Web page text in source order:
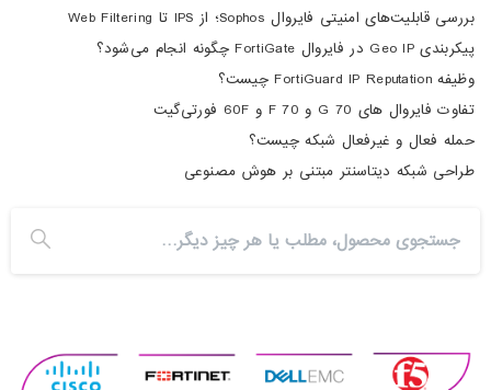
بررسی قابلیت‌های امنیتی فایروال Sophos؛ از IPS تا Web Filtering
پیکربندی Geo IP در فایروال FortiGate چگونه انجام می‌شود؟
وظیفه FortiGuard IP Reputation چیست؟
تفاوت فایروال های 70 G و 70 F و 60F فورتی‌گیت
حمله فعال و غیرفعال شبکه چیست؟
طراحی شبکه دیتاسنتر مبتنی بر هوش مصنوعی